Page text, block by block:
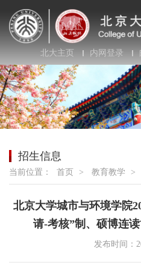
北大主页 内网登录
招生信息
当前位置： 首页 > 教育教学 >
北京大学城市与环境学院
请-考核”制、硕博连
发布时间：